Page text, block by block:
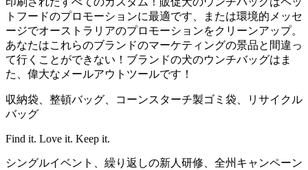
トフードのプロモーションに最適です、または環境的メッセ
ージでオーストラリアのプロモーションをクリーンアップ。
あなたはこれらのブランドのマーケティングの景品と間違っ
て行くことができない！ブランドの犬のウンチバッグはま
た、偉大なメールアウトツールです！
収納袋、整頓バッグ、コーンスターチ製ゴミ袋、リサイクル
バッグ
Find it. Love it. Keep it.
シングルイベント、繰り返しの新人研修、全州キャンペーン